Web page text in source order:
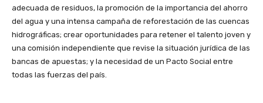
adecuada de residuos, la promoción de la importancia del ahorro
del agua y una intensa campaña de reforestación de las cuencas
hidrográficas; crear oportunidades para retener el talento joven y
una comisión independiente que revise la situación jurídica de las
bancas de apuestas; y la necesidad de un Pacto Social entre
todas las fuerzas del país.